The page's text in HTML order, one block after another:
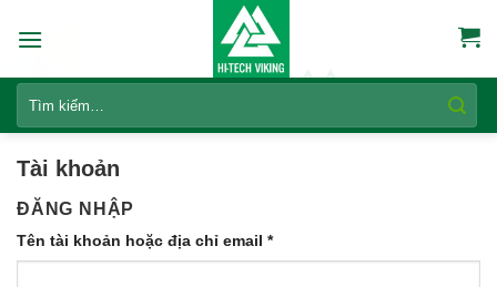
kiếm:
Tài khoản
ĐĂNG NHẬP
Tên tài khoản hoặc địa chỉ email *